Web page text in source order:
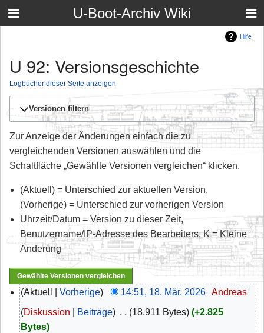
U-Boot-Archiv Wiki
Hilfe
U 92: Versionsgeschichte
Logbücher dieser Seite anzeigen
Versionen filtern
Zur Anzeige der Änderungen einfach die zu
vergleichenden Versionen auswählen und die
Schaltfläche „Gewählte Versionen vergleichen“ klicken.
(Aktuell) = Unterschied zur aktuellen Version,
(Vorherige) = Unterschied zur vorherigen Version
Uhrzeit/Datum = Version zu dieser Zeit,
Benutzername/IP-Adresse des Bearbeiters, K = Kleine
Änderung
Aktuell Vorherige 14:51, 18. Mär. 2026‎ Andreas
Diskussion
Beiträge 18.911 Bytes
+2.825
Bytes